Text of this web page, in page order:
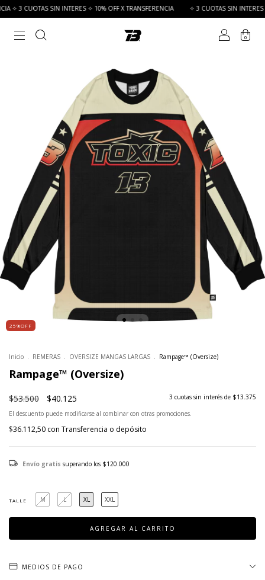
3 CUOTAS SIN INTERES ✧ 10% OFF X TRANSFERENCIA ✧ 3 CUOTAS SIN INTERES
0
25%OFF
Inicio . REMERAS . OVERSIZE MANGAS LARGAS . Rampage™ (Oversize)
Rampage™ (Oversize)
$53.500 $40.125 3 cuotas sin interés de $13.375
El descuento puede modificarse al combinar con otras promociones.
$36.112,50 con Transferencia o depósito
Envío gratis superando los $120.000
TALLE M L XL XXL
MEDIOS DE PAGO